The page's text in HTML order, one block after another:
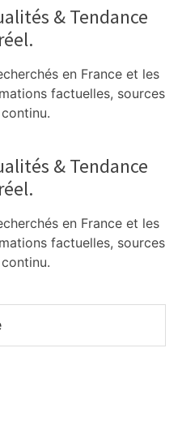
& Tendance
en France et les
factuelles, sources
& Tendance
en France et les
factuelles, sources